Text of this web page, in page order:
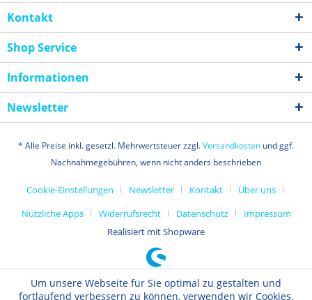
Kontakt
Shop Service
Informationen
Newsletter
* Alle Preise inkl. gesetzl. Mehrwertsteuer zzgl.Versandkosten und ggf.
Nachnahmegebühren, wenn nicht anders beschrieben
Cookie-Einstellungen Newsletter Kontakt
Über uns
Nützliche Apps
Widerrufsrecht Datenschutz
Impressum
Realisiert mit Shopware
Um unsere Webseite für Sie optimal zu gestalten und
fortlaufend verbessern zu können, verwenden wir Cookies.